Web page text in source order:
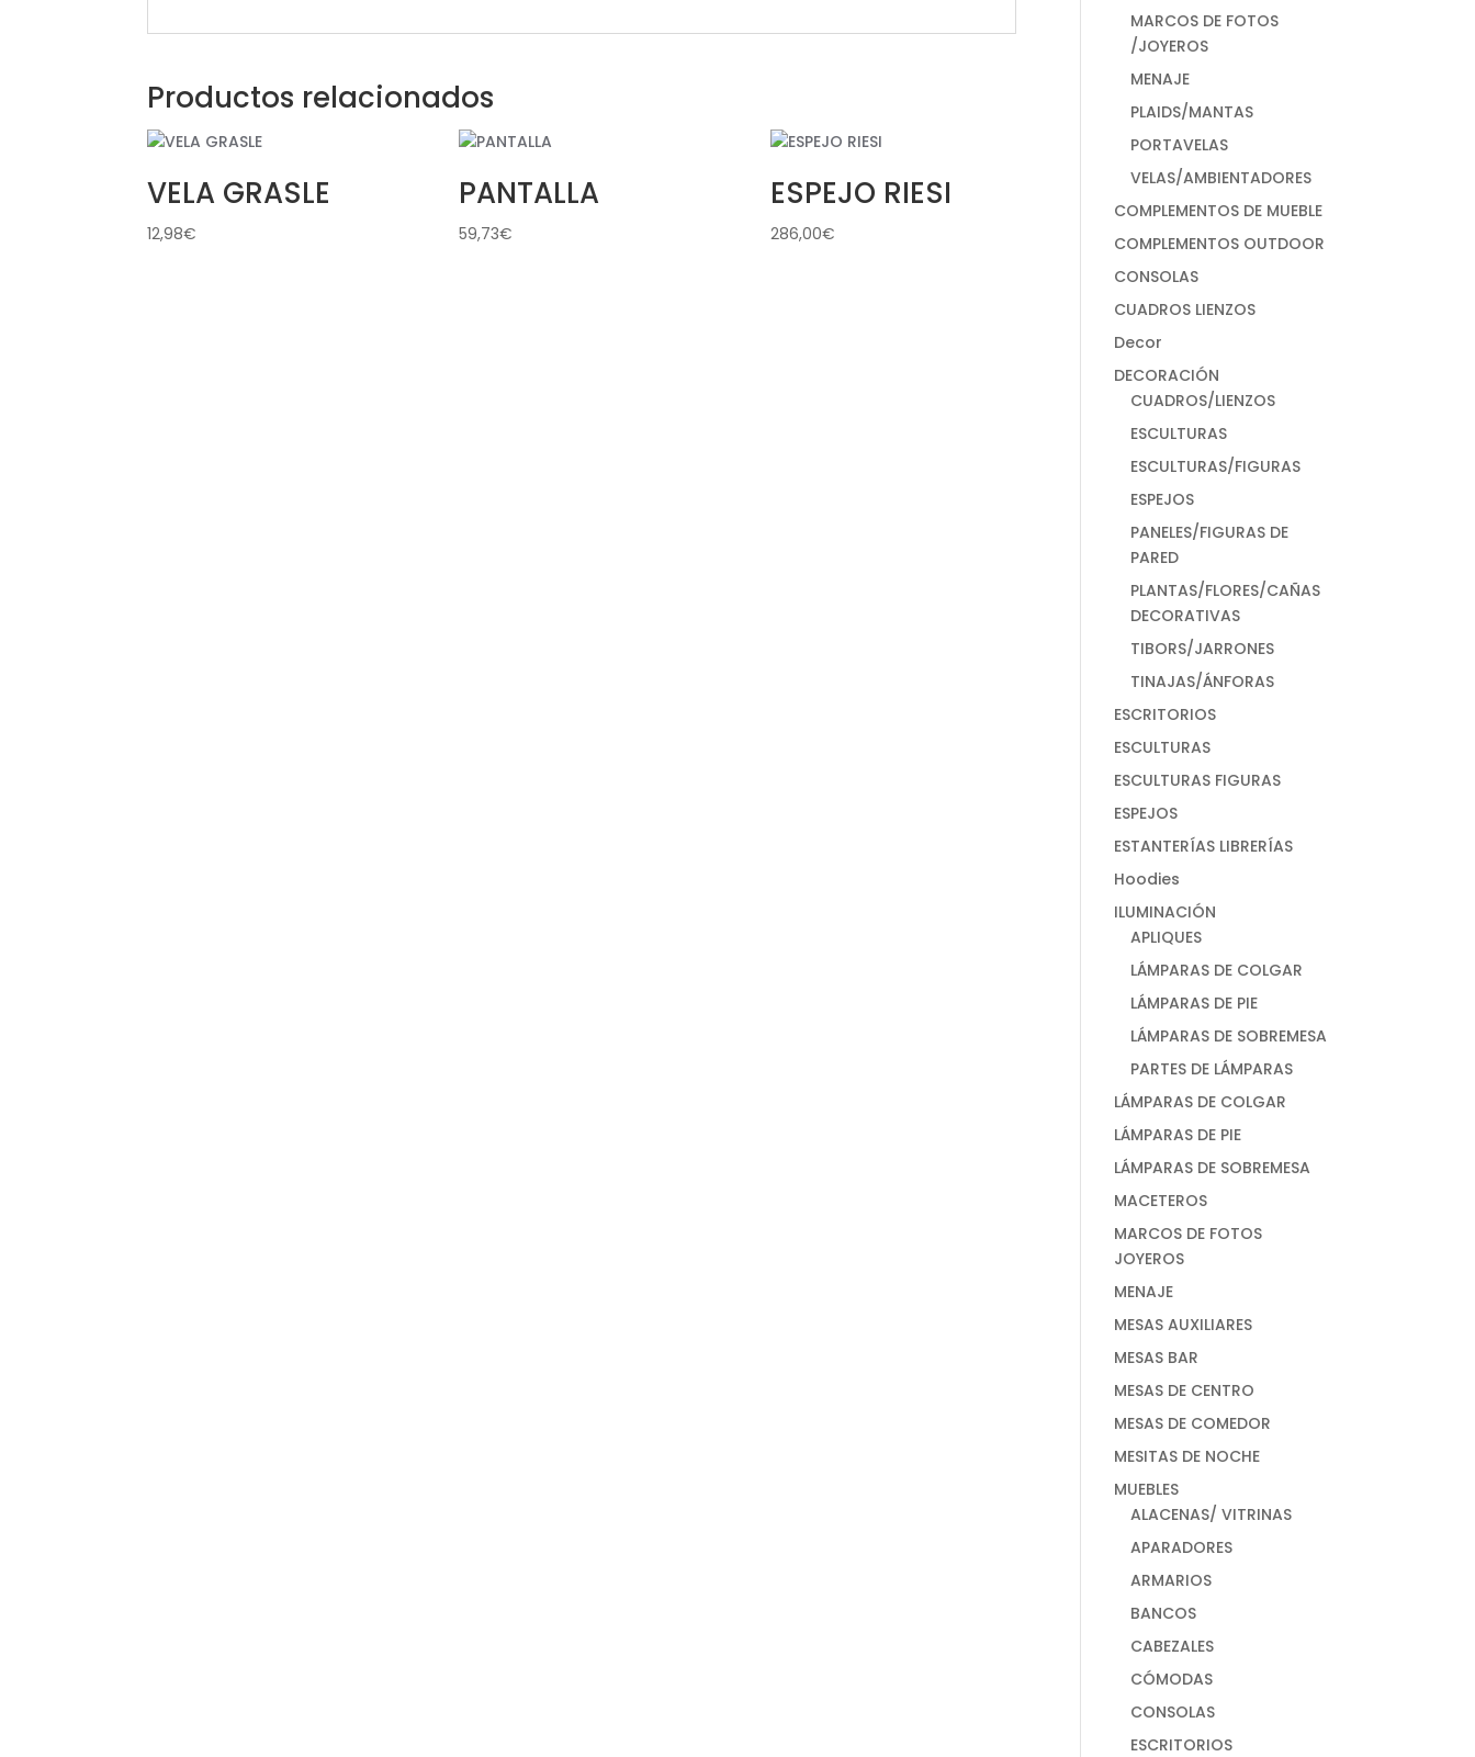
Productos relacionados
VELA GRASLE
12,98€
PANTALLA
59,73€
ESPEJO RIESI
286,00€
MARCOS DE FOTOS
/JOYEROS
MENAJE
PLAIDS/MANTAS
PORTAVELAS
VELAS/AMBIENTADORES
COMPLEMENTOS DE MUEBLE
COMPLEMENTOS OUTDOOR
CONSOLAS
CUADROS LIENZOS
Decor
DECORACIÓN
CUADROS/LIENZOS
ESCULTURAS
ESCULTURAS/FIGURAS
ESPEJOS
PANELES/FIGURAS DE
PARED
PLANTAS/FLORES/CAÑAS
DECORATIVAS
TIBORS/JARRONES
TINAJAS/ÁNFORAS
ESCRITORIOS
ESCULTURAS
ESCULTURAS FIGURAS
ESPEJOS
ESTANTERÍAS LIBRERÍAS
Hoodies
ILUMINACIÓN
APLIQUES
LÁMPARAS DE COLGAR
LÁMPARAS DE PIE
LÁMPARAS DE SOBREMESA
PARTES DE LÁMPARAS
LÁMPARAS DE COLGAR
LÁMPARAS DE PIE
LÁMPARAS DE SOBREMESA
MACETEROS
MARCOS DE FOTOS
JOYEROS
MENAJE
MESAS AUXILIARES
MESAS BAR
MESAS DE CENTRO
MESAS DE COMEDOR
MESITAS DE NOCHE
MUEBLES
ALACENAS/ VITRINAS
APARADORES
ARMARIOS
BANCOS
CABEZALES
CÓMODAS
CONSOLAS
ESCRITORIOS